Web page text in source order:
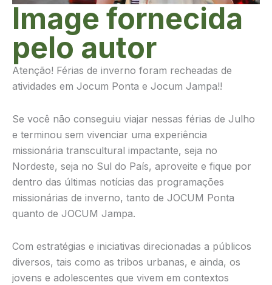
Image fornecida
pelo autor
Atenção! Férias de inverno foram recheadas de
atividades em Jocum Ponta e Jocum Jampa!!
Se você não conseguiu viajar nessas férias de Julho
e terminou sem vivenciar uma experiência
missionária transcultural impactante, seja no
Nordeste, seja no Sul do País, aproveite e fique por
dentro das últimas notícias das programações
missionárias de inverno, tanto de JOCUM Ponta
quanto de JOCUM Jampa.
Com estratégias e iniciativas direcionadas a públicos
diversos, tais como as tribos urbanas, e ainda, os
jovens e adolescentes que vivem em contextos